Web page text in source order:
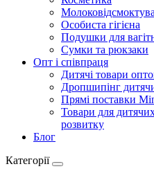
Особиста гігієна
Подушки для
Сумки та рюкзаки
Опт і співпраця
Дитячі товари
Дропшипінг
Прямі поставки
Товари для дитячих
розвитку
Блог
Категорії